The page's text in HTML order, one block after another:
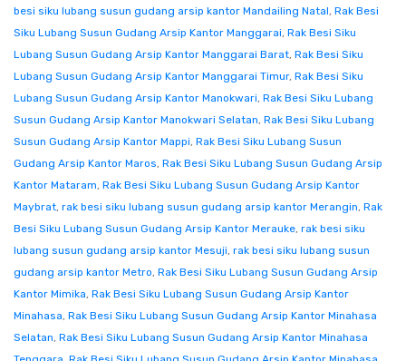
besi siku lubang susun gudang arsip kantor Mandailing Natal, Rak Besi
Siku Lubang Susun Gudang Arsip Kantor Manggarai, Rak Besi Siku
Lubang Susun Gudang Arsip Kantor Manggarai Barat, Rak Besi Siku
Lubang Susun Gudang Arsip Kantor Manggarai Timur, Rak Besi Siku
Lubang Susun Gudang Arsip Kantor Manokwari, Rak Besi Siku Lubang
Susun Gudang Arsip Kantor Manokwari Selatan, Rak Besi Siku Lubang
Susun Gudang Arsip Kantor Mappi, Rak Besi Siku Lubang Susun
Gudang Arsip Kantor Maros, Rak Besi Siku Lubang Susun Gudang Arsip
Kantor Mataram, Rak Besi Siku Lubang Susun Gudang Arsip Kantor
Maybrat, rak besi siku lubang susun gudang arsip kantor Merangin, Rak
Besi Siku Lubang Susun Gudang Arsip Kantor Merauke, rak besi siku
lubang susun gudang arsip kantor Mesuji, rak besi siku lubang susun
gudang arsip kantor Metro, Rak Besi Siku Lubang Susun Gudang Arsip
Kantor Mimika, Rak Besi Siku Lubang Susun Gudang Arsip Kantor
Minahasa, Rak Besi Siku Lubang Susun Gudang Arsip Kantor Minahasa
Selatan, Rak Besi Siku Lubang Susun Gudang Arsip Kantor Minahasa